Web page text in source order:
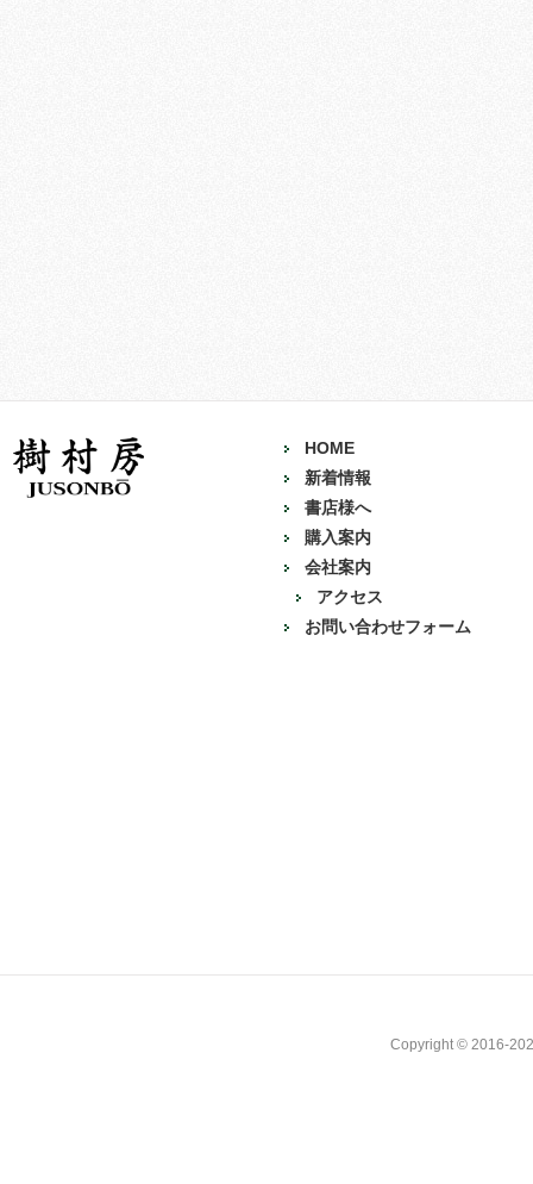
HOME
新着情報
書店様へ
購入案内
会社案内
アクセス
お問い合わせフォーム
Copyright © 2016-